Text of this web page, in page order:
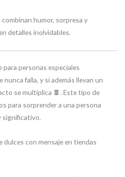
humor, sorpresa y
detalles inolvidables.
para personas especiales
falla, y si además llevan un
se multiplica 🍫. Este tipo de
para sorprender a una persona
significativo.
con mensaje en tiendas